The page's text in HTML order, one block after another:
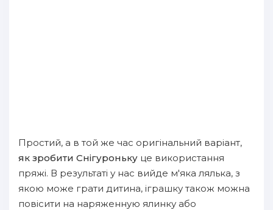
Простий, а в той же час оригінальний варіант,
як зробити Снігуроньку це використання
пряжі. В результаті у нас вийде м'яка лялька, з
якою може грати дитина, іграшку також можна
повісити на наряженную ялинку або